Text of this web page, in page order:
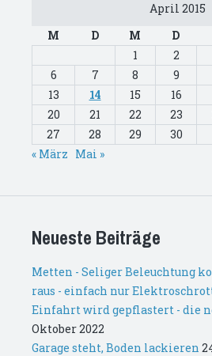
April 2015
M
D M D
1
2
6
7 8 9
13
14 15 16
20
21 22 23
27
28 29
30
« März Mai »
Neueste Beiträge
Metten - Seliger Beleuchtung
raus - einfach nur
Einfahrt wird gepflastert - die
Oktober 2022
Garage steht, Boden lackieren